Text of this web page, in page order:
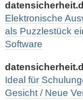
Elektronische
als Puzzlestück
Software
Ideal für
Gesicht / Neue